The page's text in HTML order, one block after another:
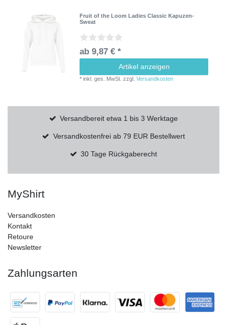
Fruit of the Loom Ladies Classic Kapuzen-
Sweat
ab 9,87 € *
Artikel anzeigen
*inkl. ges. MwSt. zzgl.Versandkosten
Versandbereit etwa 1 bis 3 Werktage
Versandkostenfrei ab 79 EUR Bestellwert
30 Tage Rückgaberecht
MyShirt
Versandkosten
Kontakt
Retoure
Newsletter
Zahlungsarten